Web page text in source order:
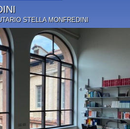
STELLA MONFREDINI